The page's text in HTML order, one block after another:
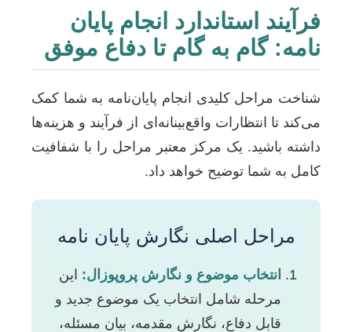
فرآیند استاندارد انجام پایان
نامه: گام به گام تا دفاع موفق
شناخت مراحل کلیدی انجام پایان‌نامه به شما کمک
می‌کند تا انتظارات واقع‌بینانه‌ای از فرآیند و هزینه‌ها
داشته باشید. یک مرکز معتبر مراحل را با شفافیت
کامل به شما توضیح خواهد داد.
مراحل اصلی نگارش پایان نامه
انتخاب موضوع و نگارش پروپوزال: این
مرحله شامل انتخاب یک موضوع جدید و
قابل دفاع، نگارش مقدمه، بیان مسئله،